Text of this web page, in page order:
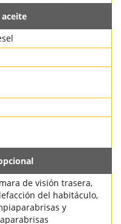
de visión trasera,
del habitáculo,
y